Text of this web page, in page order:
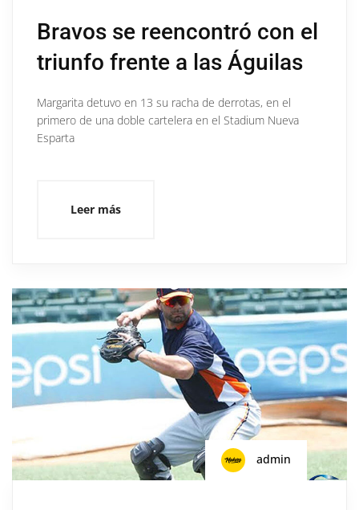
Bravos se reencontró con el
triunfo frente a las Águilas
Margarita detuvo en 13 su racha de derrotas, en el
primero de una doble cartelera en el Stadium Nueva
Esparta
Leer más
admin